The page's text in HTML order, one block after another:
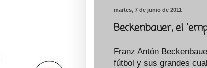
martes, 7 de junio de 2011
Beckenbauer, el
Franz Antón
fútbol y sus grandes